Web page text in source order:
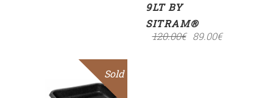
9LT BY
SITRAM®
120.00€ 89.00€
Sale
Sold